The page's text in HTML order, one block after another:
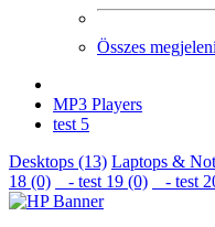
Összes
MP3 Players
test 5
Desktops (13) Laptops &
18 (0)
- test 19 (0) - test